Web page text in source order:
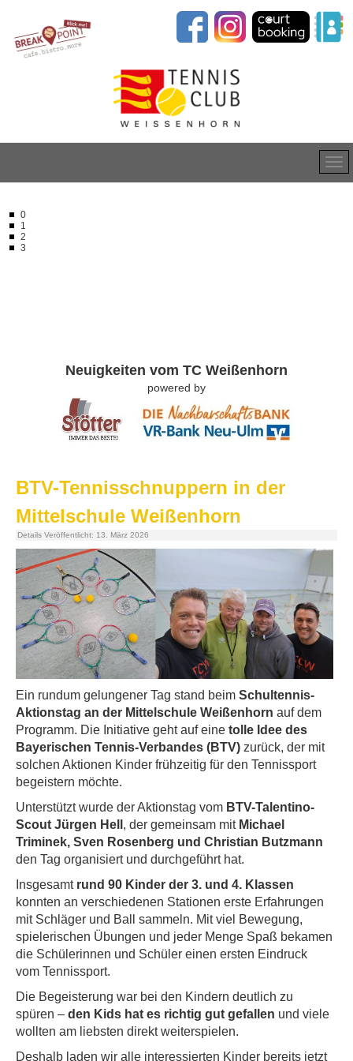
0
1
2
3
Neuigkeiten vom TC Weißenhorn
powered by
BTV-Tennisschnuppern in der
Mittelschule Weißenhorn
Details Veröffentlicht: 13. März 2026
Ein rundum gelungener Tag stand beim Schultennis-
Aktionstag an der Mittelschule Weißenhorn auf dem
Programm. Die Initiative geht auf eine tolle Idee des
Bayerischen Tennis-Verbandes (BTV) zurück, der mit
solchen Aktionen Kinder frühzeitig für den Tennissport
begeistern möchte.
Unterstützt wurde der Aktionstag vom BTV-Talentino-
Scout Jürgen Hell , der gemeinsam mit Michael
Triminek, Sven Rosenberg und Christian Butzmann
den Tag organisiert und durchgeführt hat.
Insgesamt rund 90 Kinder der 3. und 4. Klassen
konnten an verschiedenen Stationen erste Erfahrungen
mit Schläger und Ball sammeln. Mit viel Bewegung,
spielerischen Übungen und jeder Menge Spaß bekamen
die Schülerinnen und Schüler einen ersten Eindruck
vom Tennissport.
Die Begeisterung war bei den Kindern deutlich zu
spüren – den Kids hat es richtig gut gefallen und viele
wollten am liebsten direkt weiterspielen.
Deshalb laden wir alle interessierten Kinder bereits jetzt